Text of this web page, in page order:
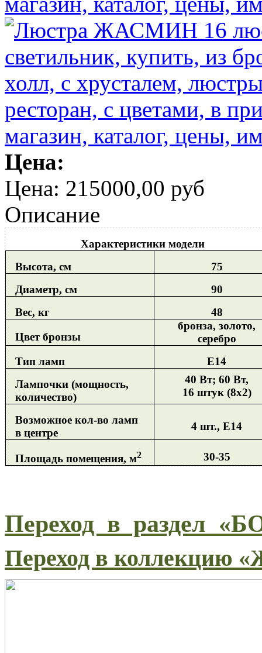
Цена:
Цена: 215000,00 руб
Описание
Характеристики модели
Высота, см
75
Диаметр, см
90
Вес, кг
48
Цвет бронзы
бронза, золото,
серебро
Тип ламп
Е14
Лампочки (мощность,
количество)
40 Вт; 60 Вт,
16 штук (8х2)
Возможное кол-во ламп
в центре
4 шт., Е14
Площадь помещения, м2 30-35
Переход в раздел
Переход в